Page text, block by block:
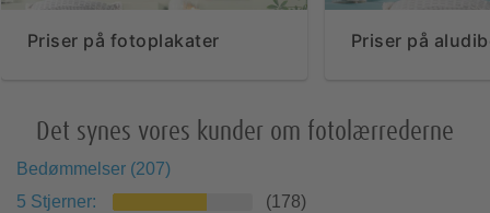
Priser på fotoplakater Priser på
Det synes vores kunder om fotolærrederne
Bedømmelser (207)
5 Stjerner: (178)